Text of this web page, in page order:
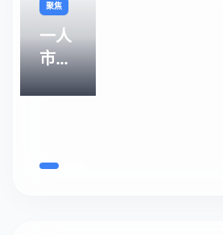
聚焦
一人
市场
部
学员